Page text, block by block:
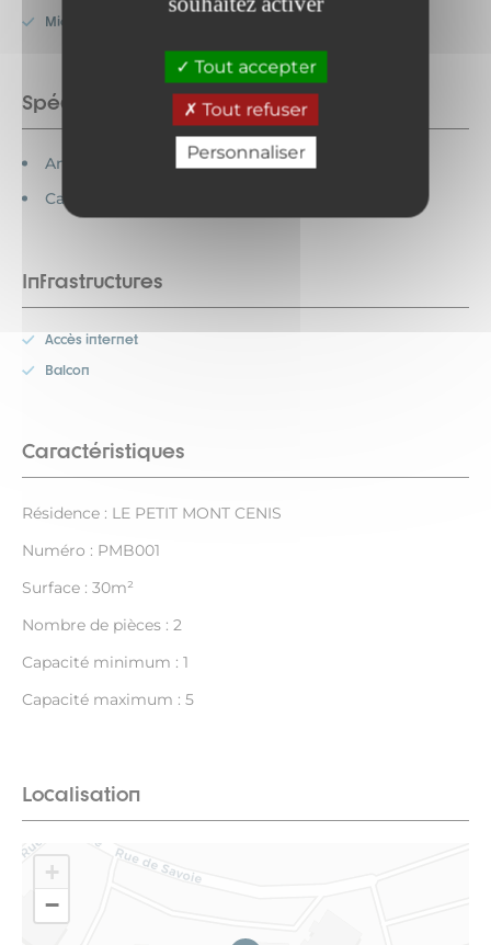
Tout accepter
Tout refuser
Personnaliser
Micro-onde
Spécificités
Animaux interdits
Cartes bancaires acceptées
Infrastructures
Accès internet
Balcon
Caractéristiques
Résidence : LE PETIT MONT CENIS
Numéro : PMB001
Surface : 30m²
Nombre de pièces : 2
Capacité minimum : 1
Capacité maximum : 5
Localisation
+
−